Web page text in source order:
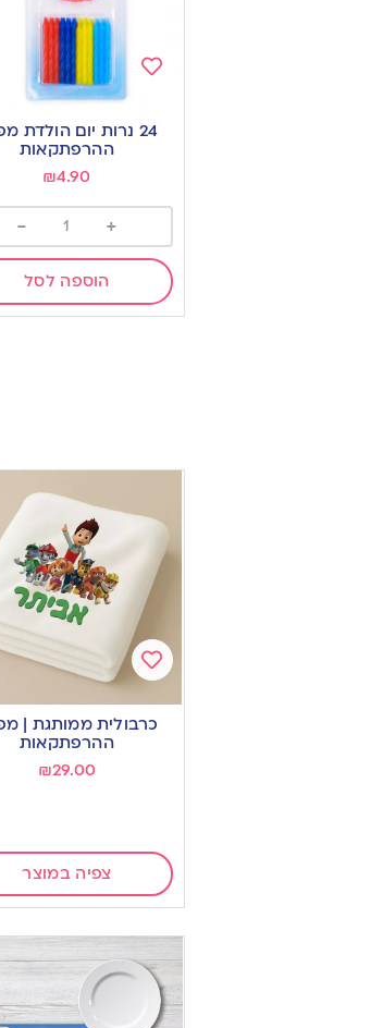
wishlist
24 נרות יום הולדת
ההרפתקאות
₪4.90
+
-
הוספה לסל
wishlist
כרבולית ממותגת |
ההרפתקאות
₪29.00
צפיה במוצר